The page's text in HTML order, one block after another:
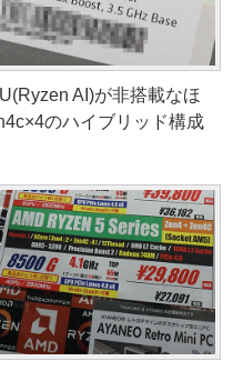
AI)が非搭載なほ
のハイブリッド構成